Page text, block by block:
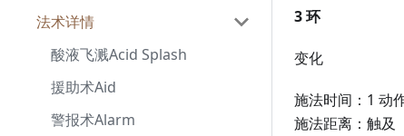
法术详情
酸液飞溅Acid Splash
援助术Aid
警报术Alarm
3 环
变化
施法时间：1 动
施法距离：触及